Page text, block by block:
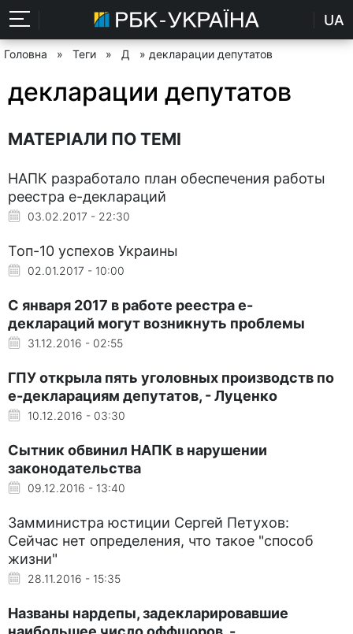
UA
Головна » Теги » Д » декларации депутатов
декларации депутатов
МАТЕРІАЛИ ПО ТЕМІ
НАПК разработало план обеспечения работы
реестра е-деклараций
03.02.2017 - 22:30
Топ-10 успехов Украины
02.01.2017 - 10:00
С января 2017 в работе реестра е-
деклараций могут возникнуть проблемы
31.12.2016 - 02:55
ГПУ открыла пять уголовных производств по
е-декларациям депутатов, - Луценко
10.12.2016 - 03:30
Сытник обвинил НАПК в нарушении
законодательства
09.12.2016 - 13:40
Замминистра юстиции Сергей Петухов:
Сейчас нет определения, что такое "способ
жизни"
28.11.2016 - 15:35
Названы нардепы, задекларировавшие